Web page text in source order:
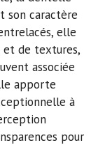
son caractère
elle
de textures,
associée
apporte
à
pour